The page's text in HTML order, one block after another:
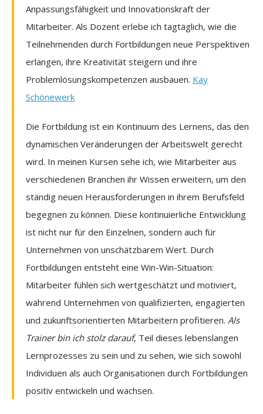
Anpassungsfähigkeit und Innovationskraft der
Mitarbeiter. Als Dozent erlebe ich tagtäglich, wie die
Teilnehmenden durch Fortbildungen neue Perspektiven
erlangen, ihre Kreativität steigern und ihre
Problemlösungskompetenzen ausbauen. Kay
Schönewerk
Die Fortbildung ist ein Kontinuum des Lernens, das den
dynamischen Veränderungen der Arbeitswelt gerecht
wird. In meinen Kursen sehe ich, wie Mitarbeiter aus
verschiedenen Branchen ihr Wissen erweitern, um den
ständig neuen Herausforderungen in ihrem Berufsfeld
begegnen zu können. Diese kontinuierliche Entwicklung
ist nicht nur für den Einzelnen, sondern auch für
Unternehmen von unschätzbarem Wert. Durch
Fortbildungen entsteht eine Win-Win-Situation:
Mitarbeiter fühlen sich wertgeschätzt und motiviert,
während Unternehmen von qualifizierten, engagierten
und zukunftsorientierten Mitarbeitern profitieren. Als
Trainer bin ich stolz darauf, Teil dieses lebenslangen
Lernprozesses zu sein und zu sehen, wie sich sowohl
Individuen als auch Organisationen durch Fortbildungen
positiv entwickeln und wachsen.